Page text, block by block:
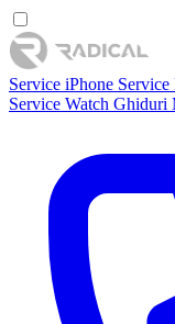
Service iPhone
Service Watch Ghiduri